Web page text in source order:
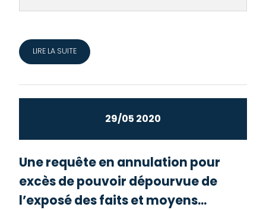
LIRE LA SUITE
29/05 2020
Une requête en annulation pour
excès de pouvoir dépourvue de
l’exposé des faits et moyens...